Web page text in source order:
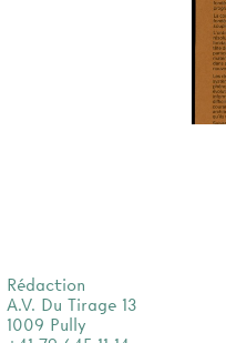
Rédaction
A.V. Du Tirage 13
1009 Pully